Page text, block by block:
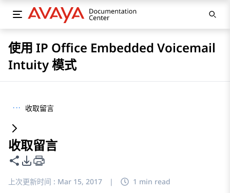
使用 IP Office Embedded Voicemail
Intuity 模式
··· 收取留言
收取留言
共享此页面
PDF 导出选项
上次更新时间 : Mar 15, 2017 | 1 min read